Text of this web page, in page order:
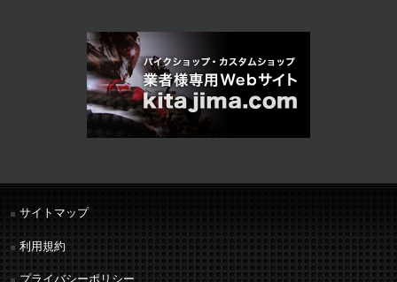
サイトマップ
利用規約
プライバシーポリシー